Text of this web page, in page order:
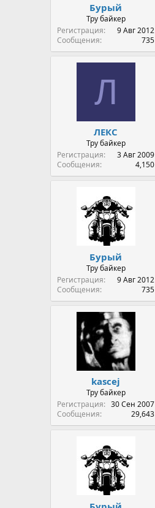
Бурый
Тру байкер
Регистрация
9 Авг 2012
Сообщения
735
Л
ЛЕКС
Тру байкер
Регистрация
3 Авг 2009
Сообщения
4,150
Бурый
Тру байкер
Регистрация
9 Авг 2012
Сообщения
735
kascej
Тру байкер
Регистрация
30 Сен 2007
Сообщения
29,643